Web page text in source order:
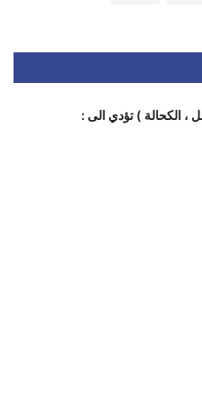
، الكحالة ) تؤدي الى :